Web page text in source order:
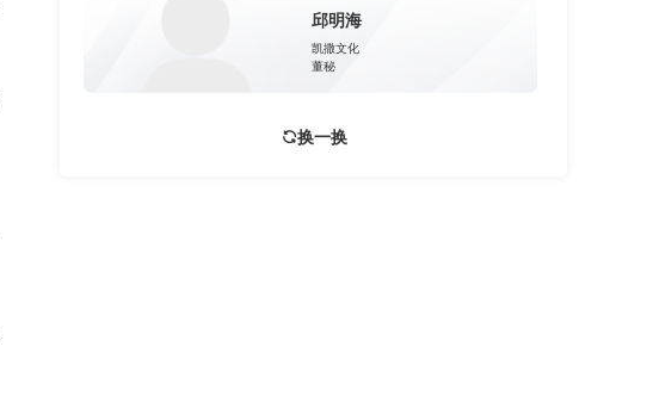
邱明海
凯撒文化
董秘
换一换